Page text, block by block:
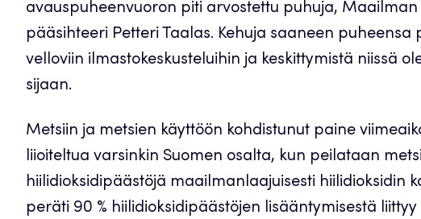
avauspuheenvuoron piti arvostettu puhuja,
pääsihteeri Petteri Taalas. Kehuja saaneen
velloviin ilmastokeskusteluihin ja keskittymistä niissä
sijaan.
Metsiin ja metsien käyttöön kohdistunut paine
liioiteltua varsinkin Suomen osalta, kun peilataan
hiilidioksidipäästöjä maailmanlaajuisesti hiilidioksidin
peräti 90 % hiilidioksidipäästöjen lisääntymisestä